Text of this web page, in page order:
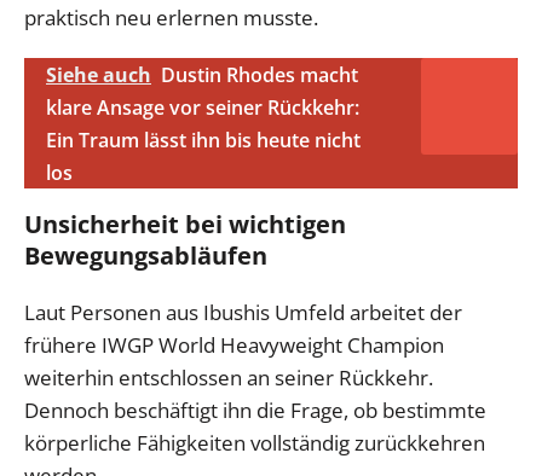
praktisch neu erlernen musste.
Siehe auch Dustin Rhodes macht
klare Ansage vor seiner Rückkehr:
Ein Traum lässt ihn bis heute nicht
los
Unsicherheit bei wichtigen
Bewegungsabläufen
Laut Personen aus Ibushis Umfeld arbeitet der
frühere IWGP World Heavyweight Champion
weiterhin entschlossen an seiner Rückkehr.
Dennoch beschäftigt ihn die Frage, ob bestimmte
körperliche Fähigkeiten vollständig zurückkehren